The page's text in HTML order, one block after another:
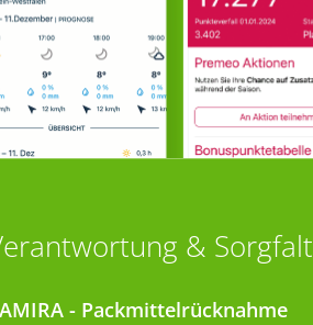
& Sorgfalt
- Packmittelrücknahme